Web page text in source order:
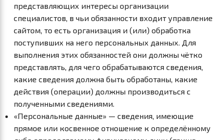
представляющих интересы организации
специалистов, в чьи обязанности входит управление
сайтом, то есть организация и (или) обработка
поступивших на него персональных данных. Для
выполнения этих обязанностей они должны чётко
представлять, для чего обрабатываются сведения,
какие сведения должна быть обработаны, какие
действия (операции) должны производиться с
полученными сведениями.
«Персональные данные» — сведения, имеющие
прямое или косвенное отношение к определённому